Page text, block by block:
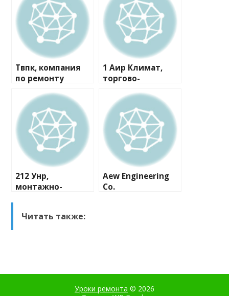
Твпк, компания
по ремонту
1 Аир Климат,
торгово-
компания
212 Унр,
монтажно-
Aew Engineering
Co.
Читать также:
Уроки ремонта © 2026